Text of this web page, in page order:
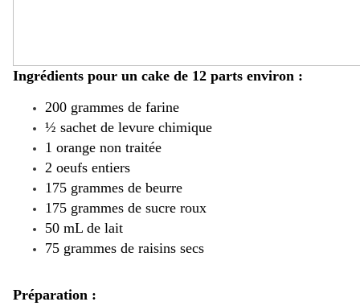
Ingrédients pour un cake de 12 parts environ :
200 grammes de farine
½ sachet de levure chimique
1 orange non traitée
2 oeufs entiers
175 grammes de beurre
175 grammes de sucre roux
50 mL de lait
75 grammes de raisins secs
Préparation :